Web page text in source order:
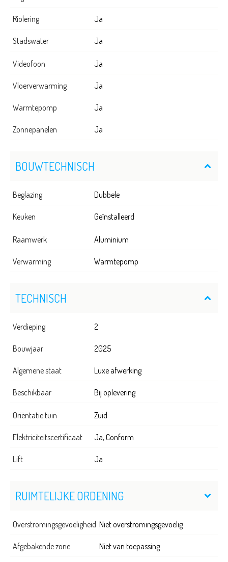
Riolering Ja
Stadswater Ja
Videofoon Ja
Vloerverwarming Ja
Warmtepomp Ja
Zonnepanelen Ja
BOUWTECHNISCH
Beglazing Dubbele
Keuken Geïnstalleerd
Raamwerk Aluminium
Verwarming Warmtepomp
TECHNISCH
Verdieping 2
Bouwjaar 2025
Algemene staat Luxe afwerking
Beschikbaar Bij oplevering
Oriëntatie tuin Zuid
Elektriciteitscertificaat Ja, Conform
Lift Ja
RUIMTELIJKE ORDENING
Overstromingsgevoeligheid Niet overstromingsgevoelig
Afgebakende zone Niet van toepassing